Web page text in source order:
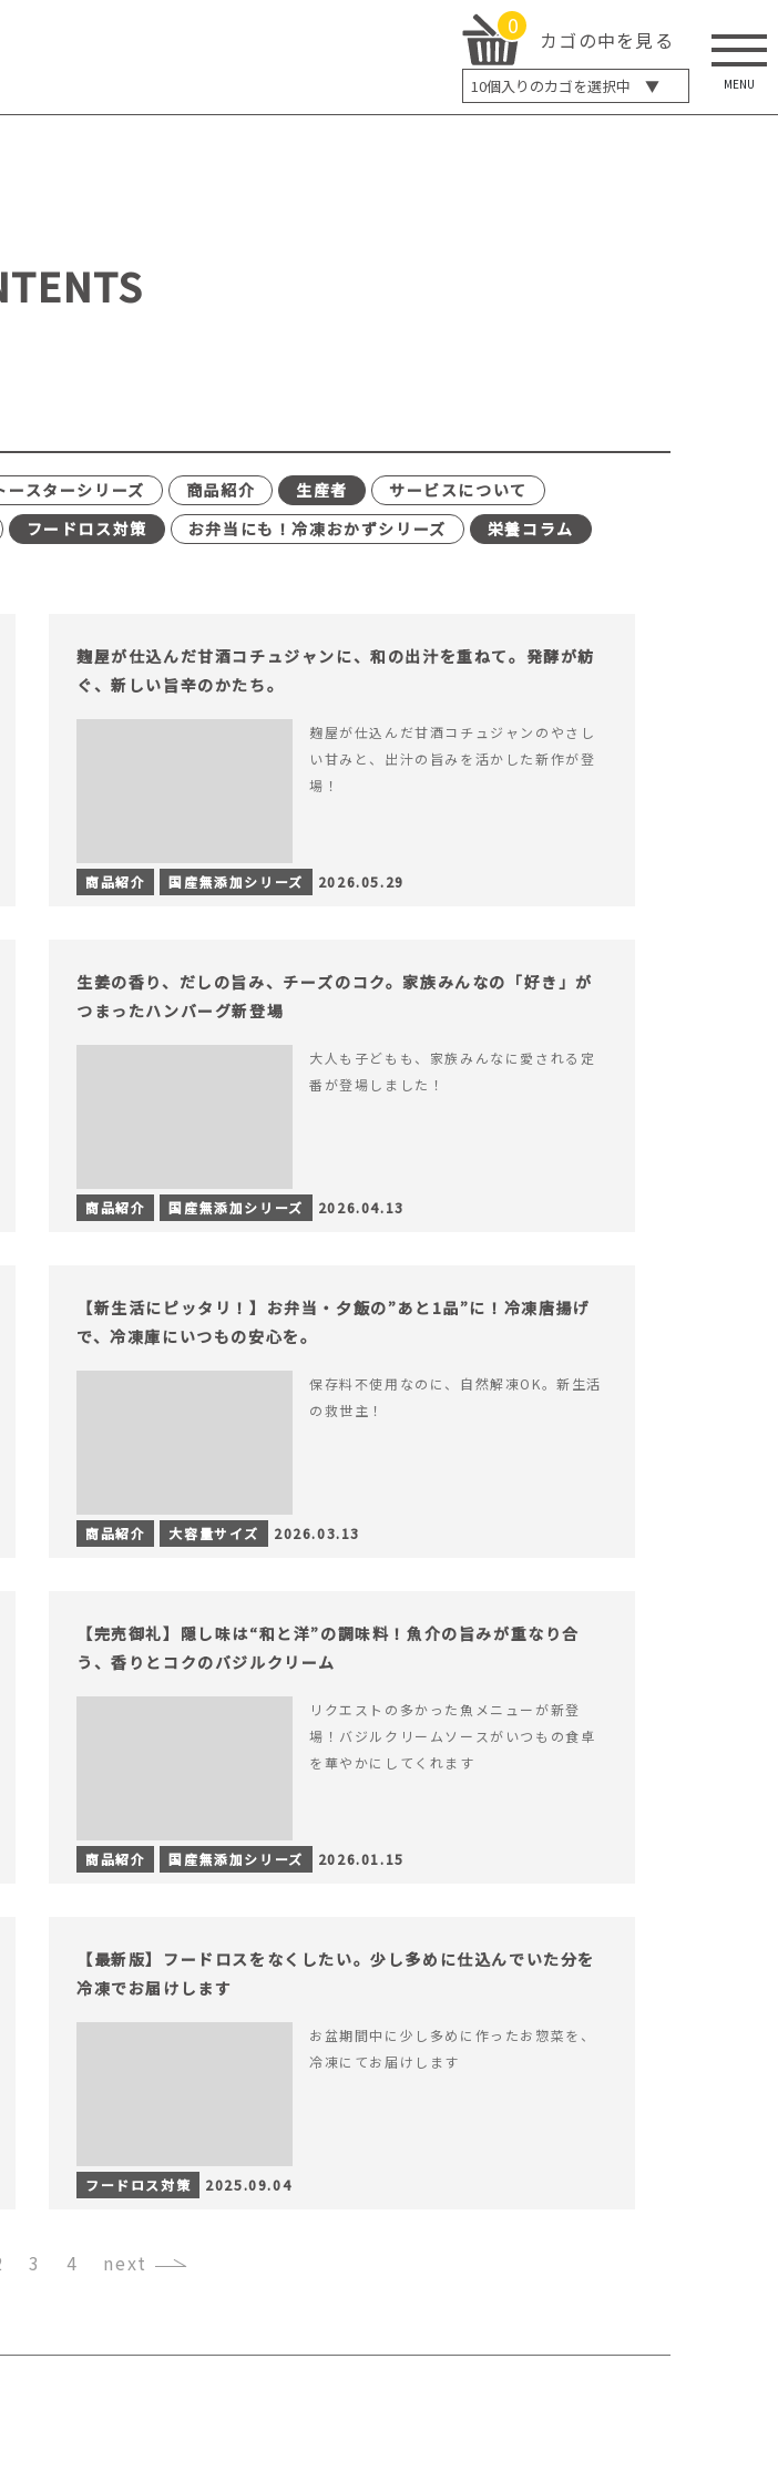
0
カゴの中を見る
10個入りのカゴを選択中 ▼
5個入り
MENU
ースターシリーズ 商品紹介 生産者
サービスについて
フードロス対策 お弁当にも！冷凍おかずシリーズ
栄養コラム
麹屋が仕込んだ甘酒コチュジャンに、和の出汁を重ねて。発酵が紡
ぐ、新しい旨辛のかたち。
麹屋が仕込んだ甘酒コチュジャンのやさし
い甘みと、出汁の旨みを活かした新作が登
場！
商品紹介 国産無添加シリーズ 2026.05.29
生姜の香り、だしの旨み、チーズのコク。家族みんなの「好き」が
つまったハンバーグ新登場
大人も子どもも、家族みんなに愛される定
番が登場しました！
商品紹介 国産無添加シリーズ 2026.04.13
【新生活にピッタリ！】お弁当・夕飯の”あと1品”に！冷凍唐揚げ
で、冷凍庫にいつもの安心を。
保存料不使用なのに、自然解凍OK。新生活
の救世主！
商品紹介 大容量サイズ 2026.03.13
【完売御礼】隠し味は“和と洋”の調味料！魚介の旨みが重なり合
う、香りとコクのバジルクリーム
リクエストの多かった魚メニューが新登
場！バジルクリームソースがいつもの食卓
を華やかにしてくれます
商品紹介 国産無添加シリーズ 2026.01.15
【最新版】フードロスをなくしたい。少し多めに仕込んでいた分を
冷凍でお届けします
お盆期間中に少し多めに作ったお惣菜を、
冷凍にてお届けします
フードロス対策 2025.09.04
3 4 ›